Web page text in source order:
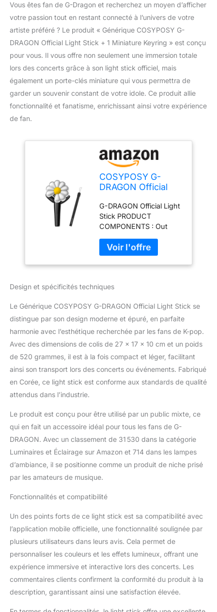
Vous êtes fan de G-Dragon et recherchez un moyen d’afficher
votre passion tout en restant connecté à l’univers de votre
artiste préféré ? Le produit « Générique COSYPOSY G-
DRAGON Official Light Stick + 1 Miniature Keyring » est conçu
pour vous. Il vous offre non seulement une immersion totale
lors des concerts grâce à son light stick officiel, mais
également un porte-clés miniature qui vous permettra de
garder un souvenir constant de votre idole. Ce produit allie
fonctionnalité et fanatisme, enrichissant ainsi votre expérience
de fan.
COSYPOSY G-
DRAGON Official
Miniature Keyring
G-DRAGON Official Light
Stick PRODUCT
COMPONENTS : Out
QSG + 1 Special
Miniature Keyring (Only
KPOP TREND GIFT)
the button to turn on the
press the button, the
LED mode changes in
the following order.
MODE : Inserting AAA
size batteries into Light
Stick after entering the
concert hall press the
being contolled at the
concert hall, you cannot
change the color by
pressing the button.)
Design et spécificités techniques
Le Générique COSYPOSY G-DRAGON Official Light Stick se
distingue par son design moderne et épuré, en parfaite
harmonie avec l’esthétique recherchée par les fans de K-pop.
Avec des dimensions de colis de 27 x 17 x 10 cm et un poids
de 520 grammes, il est à la fois compact et léger, facilitant
ainsi son transport lors des concerts ou événements. Fabriqué
en Corée, ce light stick est conforme aux standards de qualité
attendus dans l’industrie.
Le produit est conçu pour être utilisé par un public mixte, ce
qui en fait un accessoire idéal pour tous les fans de G-
DRAGON. Avec un classement de 31 530 dans la catégorie
Luminaires et Éclairage sur Amazon et 714 dans les lampes
d’ambiance, il se positionne comme un produit de niche prisé
par les amateurs de musique.
Fonctionnalités et compatibilité
Un des points forts de ce light stick est sa compatibilité avec
l’application mobile officielle, une fonctionnalité soulignée par
plusieurs utilisateurs dans leurs avis. Cela permet de
personnaliser les couleurs et les effets lumineux, offrant une
expérience immersive et interactive lors des concerts. Les
commentaires clients confirment la conformité du produit à la
description, garantissant ainsi une satisfaction élevée.